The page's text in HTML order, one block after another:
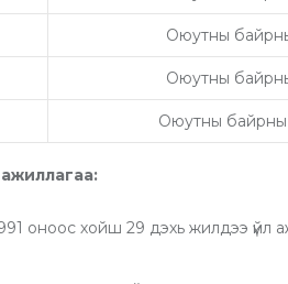
Оюутны байрны
Оюутны байрны
Оюутны байрны
оноос хойш 29 дэхь жилдээ үйл